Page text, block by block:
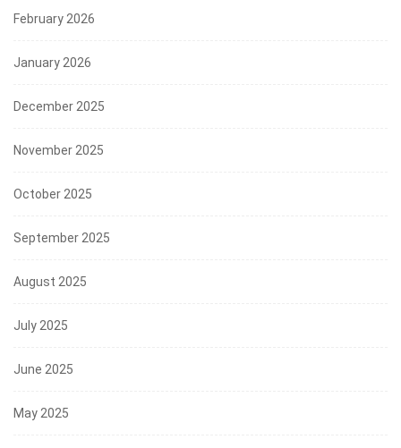
February 2026
January 2026
December 2025
November 2025
October 2025
September 2025
August 2025
July 2025
June 2025
May 2025